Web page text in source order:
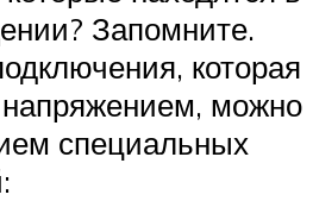
Запомните.
которая
напряжением, можно
специальных